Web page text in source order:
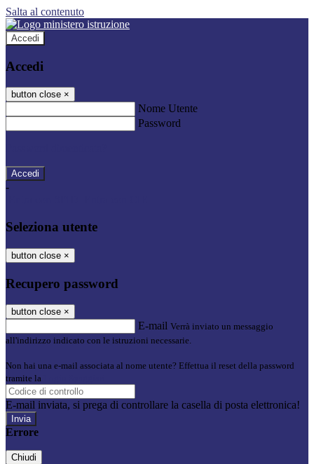
Salta al contenuto
Accedi
Accedi
button close ×
Nome Utente
Password
-
Seleziona utente
button close ×
Recupero password
button close ×
E-mail Verrà inviato un messaggio
all'indirizzo indicato con le istruzioni necessarie.
Non hai una e-mail associata al nome utente? Effettua il reset della password
tramite la
E-mail inviata, si prega di controllare la casella di posta elettronica!
Errore
Chiudi